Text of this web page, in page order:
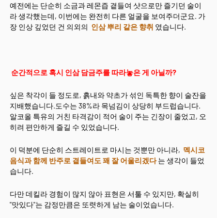
예전에는 단순히 소금과 레몬즙 곁들여 샷으로만 즐기던 술이
라 생각했는데, 이번에는 완전히 다른 얼굴을 보여주더군요. 가
장 인상 깊었던 건 의외의 인삼 뿌리 같은 향취 였습니다.
순간적으로 혹시 인삼 담금주를 따라놓은 게 아닐까?
싶은 착각이 들 정도로, 흙내와 약초가 섞인 독특한 향이 술잔을
지배했습니다.도수는 38%라 목넘김이 상당히 부드럽습니다.
알코올 특유의 거친 타격감이 적어 술이 주는 긴장이 줄었고, 오
히려 편안하게 즐길 수 있었습니다.
이 덕분에 단순히 스트레이트로 마시는 것뿐만 아니라, 멕시코
음식과 함께 반주로 곁들여도 꽤 잘 어울리겠다 는 생각이 들었
습니다.
다만 데킬라 경험이 많지 않아 표현은 서툴 수 있지만, 확실히
"맛있다"는 감정만큼은 또렷하게 남는 술이었습니다.